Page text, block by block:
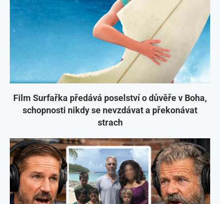
Film Surfařka předává poselství o důvěře v Boha,
schopnosti nikdy se nevzdávat a překonávat
strach